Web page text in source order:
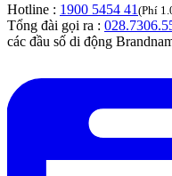
Hotline : 1900 5454 41 (Phí
Tổng đài gọi ra :
các đầu số di động